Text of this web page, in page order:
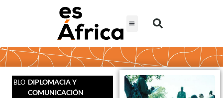
BLOGDIPLOMACIA Y
COMUNICACIÓN